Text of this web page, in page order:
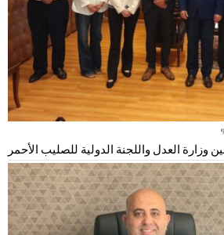
وزارة العدل واللجنة الدولية للصليب الأحمر